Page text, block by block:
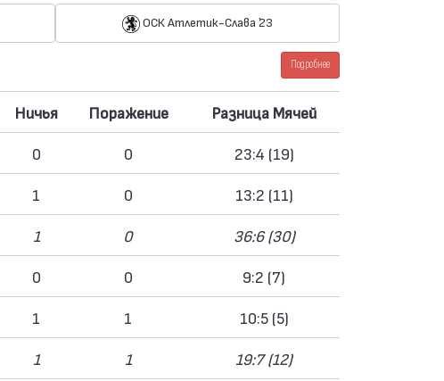
ОСК Атлетик-Слава `23
Подробнее
Ничья Поражение Разница Мячей
0 0 23:4 (19)
1 0 13:2 (11)
1 0 36:6 (30)
0 0 9:2 (7)
1 1 10:5 (5)
1 1 19:7 (12)